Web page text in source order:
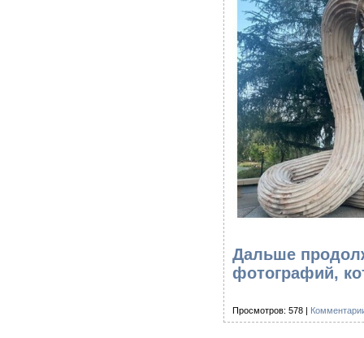
Дальше
фотографий,
Просмотров: 578 |